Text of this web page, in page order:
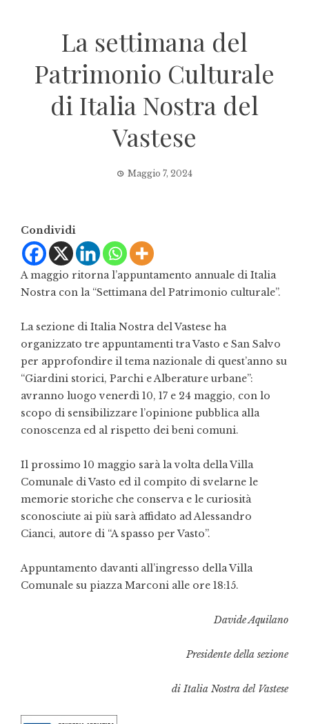
La settimana del
Patrimonio Culturale
di Italia Nostra del
Vastese
Maggio 7, 2024
Condividi
A maggio ritorna l’appuntamento annuale di Italia
Nostra con la “Settimana del Patrimonio culturale”.
La sezione di Italia Nostra del Vastese ha
organizzato tre appuntamenti tra Vasto e San Salvo
per approfondire il tema nazionale di quest’anno su
“Giardini storici, Parchi e Alberature urbane”:
avranno luogo venerdì 10, 17 e 24 maggio, con lo
scopo di sensibilizzare l’opinione pubblica alla
conoscenza ed al rispetto dei beni comuni.
Il prossimo 10 maggio sarà la volta della Villa
Comunale di Vasto ed il compito di svelarne le
memorie storiche che conserva e le curiosità
sconosciute ai più sarà affidato ad Alessandro
Cianci, autore di “A spasso per Vasto”.
Appuntamento davanti all’ingresso della Villa
Comunale su piazza Marconi alle ore 18:15.
Davide Aquilano
Presidente della sezione
di Italia Nostra del Vastese